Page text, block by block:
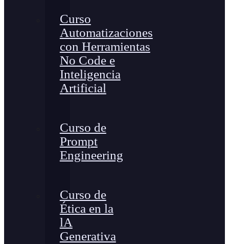
Curso
Automatizaciones
con Herramientas
No Code e
Inteligencia
Artificial
Curso de
Prompt
Engineering
Curso de
Ética en la
lA
Generativa